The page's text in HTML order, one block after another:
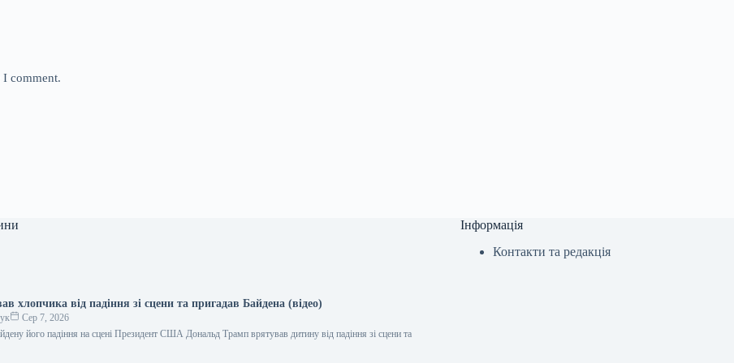
I comment.
хлопчика від падіння зі сцени та пригадав Байдена (відео)
Сер 7, 2026
його падіння на сцені Президент США Дональд Трамп врятував дитину від падіння зі сцени та
Інформація
Контакти та редакція